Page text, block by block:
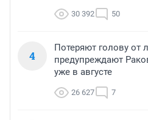
30 392 50
4
Потеряют голову от
предупреждают
уже в августе
26 627 7